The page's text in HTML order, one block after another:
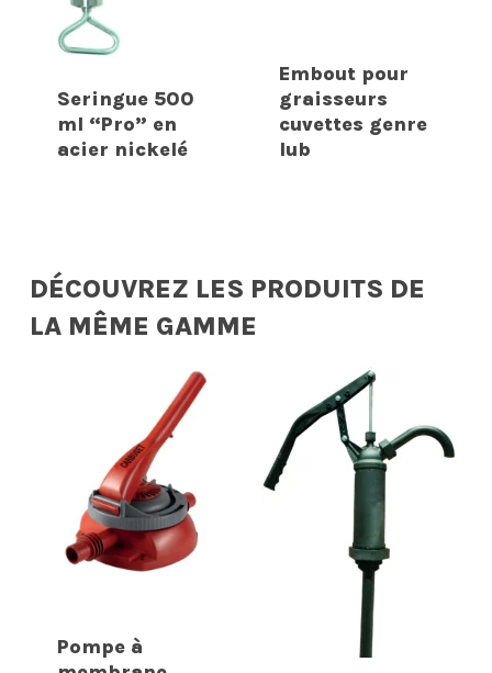
Seringue 500
ml “Pro” en
acier nickelé
Embout pour
graisseurs
cuvettes genre
lub
DÉCOUVREZ LES PRODUITS DE
LA MÊME GAMME
Pompe à